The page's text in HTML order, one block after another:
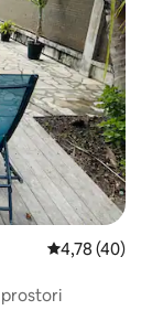
Prosečna
4,78 (40)